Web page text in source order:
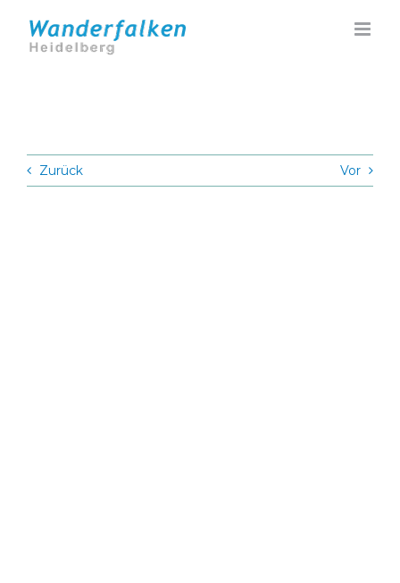
Inhalt
springen
Zurück Vor